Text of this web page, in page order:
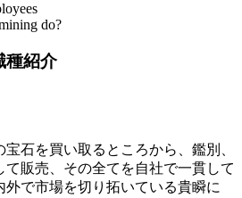
do?
種紹介
石を買い取るところから、鑑別、
販売、その全てを自社で一貫して
外で市場を切り拓いている貴瞬に